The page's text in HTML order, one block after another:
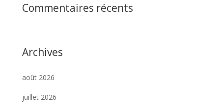
Commentaires récents
Archives
août 2026
juillet 2026